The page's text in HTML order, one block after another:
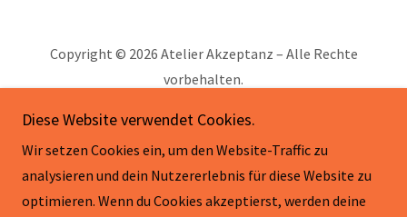
Copyright © 2026 Atelier Akzeptanz – Alle Rechte
vorbehalten.
Follow Us On Instagram
Diese Website verwendet Cookies.
Wir setzen Cookies ein, um den Website-Traffic zu
analysieren und dein Nutzererlebnis für diese Website zu
optimieren. Wenn du Cookies akzeptierst, werden deine